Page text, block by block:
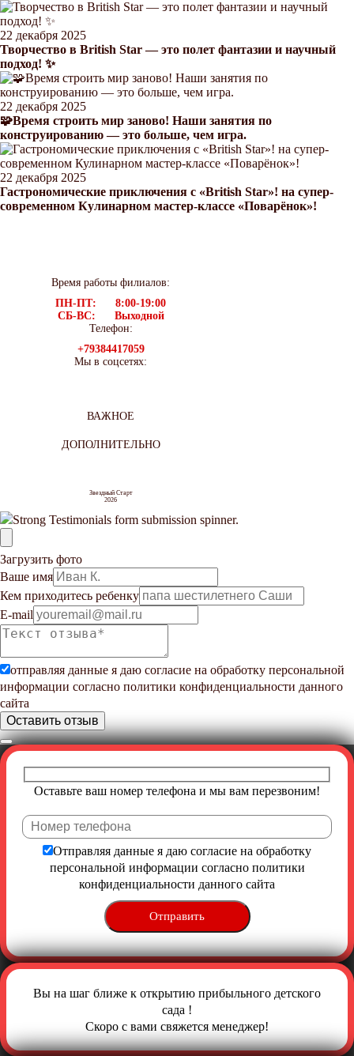
22 декабря 2025
Творчество в British Star — это полет фантазии и научный
подход! ✨
22 декабря 2025
🧩Время строить мир заново! Наши занятия по
конструированию — это больше, чем игра.
22 декабря 2025
Гастрономические приключения с «British Star»! на супер-
современном Кулинарном мастер-классе «Поварёнок»!
Время работы филиалов:
ПН-ПТ: 8:00-19:00
СБ-ВС: Выходной
Телефон:
+79384417059
Мы в соцсетях:
Звездный Старт
2026
ВАЖНОЕ
ДОПОЛНИТЕЛЬНО
Загрузить фото
Ваше имя
Кем приходитесь ребенку
E-mail
отправляя данные я даю согласие на обработку персональной
информации согласно политики конфиденциальности данного
сайта
Оставьте ваш номер телефона и мы вам перезвоним!
Отправляя данные я даю согласие на обработку
персональной информации согласно политики
конфиденциальности данного сайта
Вы на шаг ближе к открытию прибыльного детского
сада !
Скоро с вами свяжется менеджер!